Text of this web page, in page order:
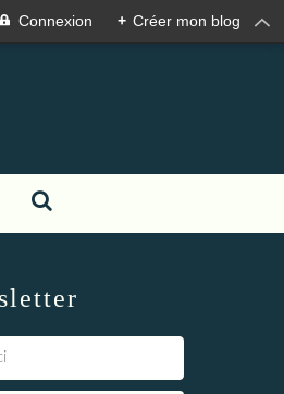
Connexion + Créer mon blog